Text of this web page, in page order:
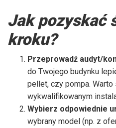
Jak pozyskać
kroku?
Przeprowadź audyt/
do Twojego budynku
pellet, czy pompa.
wykwalifikowanym
Wybierz odpowiednie
wybrany model (np. z